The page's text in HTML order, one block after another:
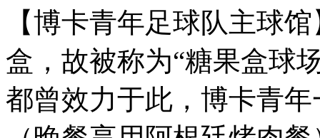
【博卡青年足球队主球
盒，故被称为“糖果盒球
都曾效力于此，博卡青